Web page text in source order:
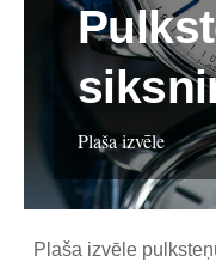
Plaša izvēle
Plaša izvēle